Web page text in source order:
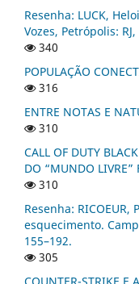
Resenha: LUCK,
Vozes, Petrópolis:
340
POPULAÇÃO
316
ENTRE NOTAS E
310
CALL OF DUTY
DO “MUNDO LIVRE”
310
Resenha:
esquecimento.
155–192.
305